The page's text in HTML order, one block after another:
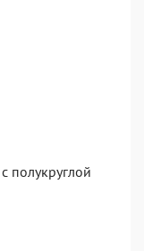
полукруглой